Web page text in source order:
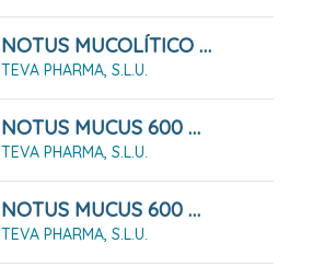
NOTUS MUCOLÍTICO 50 MG/ML SOLUCIÓN ORAL , 1 Frasco De 200 Ml
TEVA PHARMA, S.L.U.
NOTUS MUCUS 600 MG COMPRIMIDOS EFERVENCENTES SABOR LIMON, 10 Comprimidos
TEVA PHARMA, S.L.U.
NOTUS MUCUS 600 MG COMPRIMIDOS EFERVENCENTES SABOR LIMON, 20 Comprimidos
TEVA PHARMA, S.L.U.